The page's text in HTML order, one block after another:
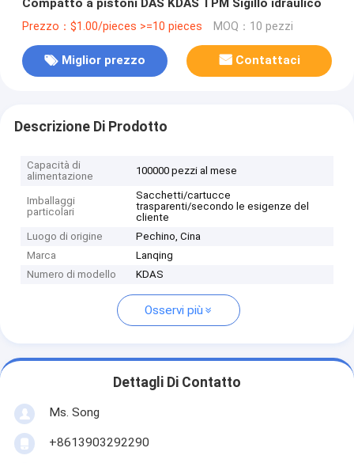
Compatto a pistoni DAS KDAS TPM Sigillo idraulico
Prezzo：$1.00/pieces >=10 pieces MOQ：10 pezzi
Miglior prezzo Contattaci
Descrizione Di Prodotto
Capacità di
alimentazione
100000 pezzi al mese
Imballaggi
particolari
Sacchetti/cartucce
trasparenti/secondo le esigenze del
cliente
Luogo di origine
Pechino, Cina
Marca
Lanqing
Numero di modello
KDAS
Osservi più
Dettagli Di Contatto
Ms. Song
+8613903292290